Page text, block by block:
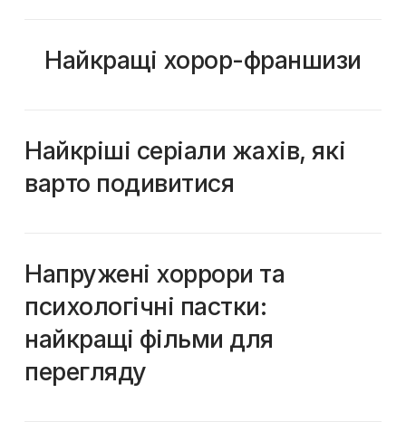
Найкращі хорор-франшизи
Найкріші серіали жахів, які
варто подивитися
Напружені хоррори та
психологічні пастки:
найкращі фільми для
перегляду